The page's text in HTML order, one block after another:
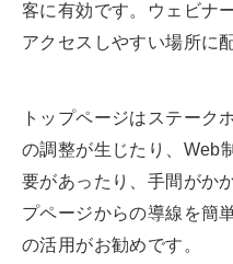
客に有効です。ウェビナ
アクセスしやすい場所に
トップページはステーク
の調整が生じたり、Web
要があったり、手間がか
プページからの導線を簡
の活用がお勧めです。